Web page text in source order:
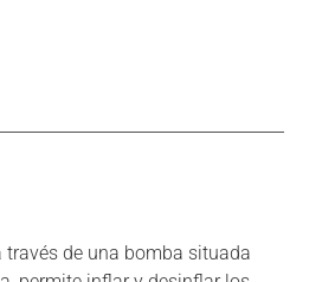
través de una bomba situada